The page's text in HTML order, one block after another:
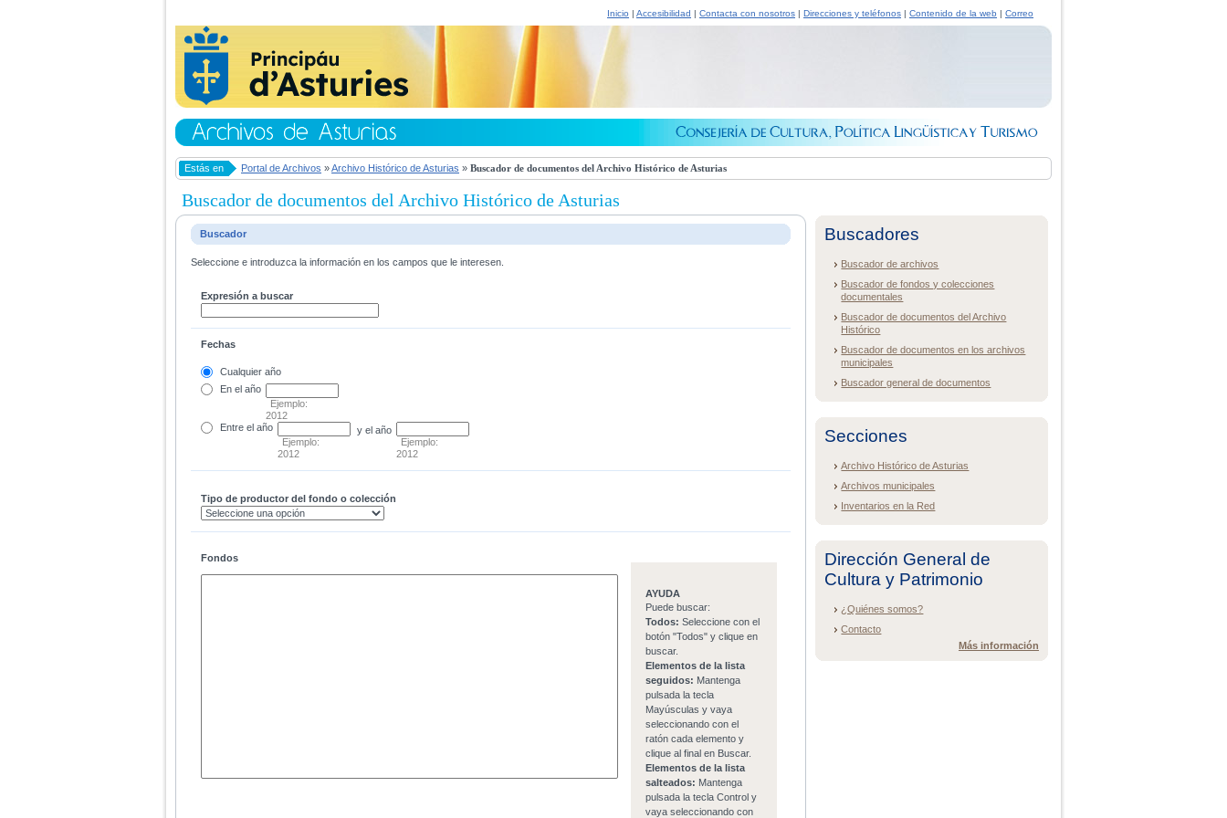
Inicio | Accesibilidad | Contacta con nosotros | Direcciones y teléfonos | Contenido de la web | Correo
Estás en Portal de Archivos »Archivo Histórico de Asturias » Buscador de documentos del Archivo Histórico de Asturias
Buscador de documentos del Archivo Histórico de Asturias
Buscador
Seleccione e introduzca la información en los campos que le interesen.
Expresión a buscar
Fechas
Cualquier año
En el año
Ejemplo:
2012
Entre el año
Ejemplo:
2012
y el año
Ejemplo:
2012
Tipo de productor del fondo o colección
Fondos
AYUDA
Puede buscar:
Todos: Seleccione con el
botón "Todos" y clique en
buscar.
Elementos de la lista
seguidos: Mantenga
pulsada la tecla
Mayúsculas y vaya
seleccionando con el
ratón cada elemento y
clique al final en Buscar.
Elementos de la lista
salteados: Mantenga
pulsada la tecla Control y
vaya seleccionando con
Buscadores
Buscador de archivos
Buscador de fondos y colecciones
documentales
Buscador de documentos del Archivo
Histórico
Buscador de documentos en los archivos
municipales
Buscador general de documentos
Secciones
Archivo Histórico de Asturias
Archivos municipales
Inventarios en la Red
Dirección General de
Cultura y Patrimonio
¿Quiénes somos?
Contacto
Más información